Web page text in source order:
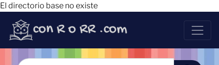
El directorio base no existe